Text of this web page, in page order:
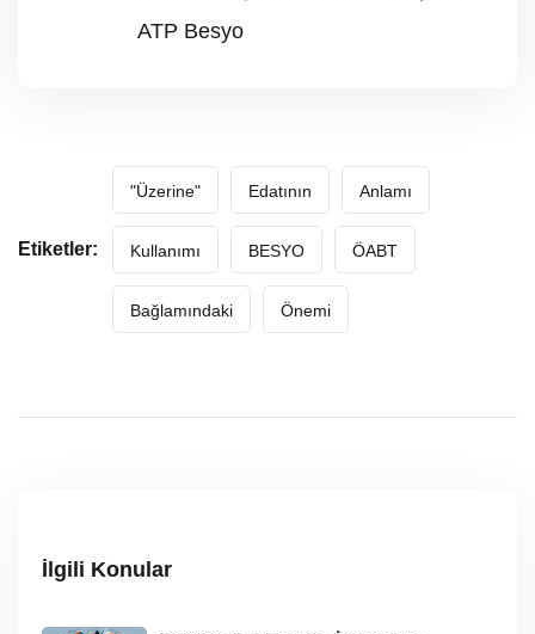
ATP Besyo
Etiketler:
"Üzerine" Edatının Anlamı
Kullanımı BESYO ÖABT
Bağlamındaki Önemi
İlgili Konular